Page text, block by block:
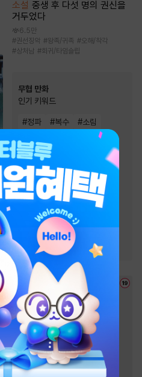
소설 중생 후 다섯 명의 권신을
거두었다
6.5만
#권선징악 #왕족/귀족 #오해/착각
#상처남 #회귀/타임슬립
무협 만화
인기 키워드
#정파 #복수 #소림
환생물
#천하제일인
#2024 정액제 무협
#2025 정액제 무협
#성장물 #사파 #먼치킨
살수 #전쟁물
소설원작 #천마
#
죽음/살인 #역사/시대물